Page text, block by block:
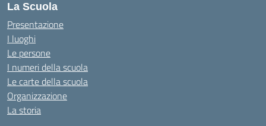
La Scuola
Presentazione
I luoghi
Le persone
I numeri della scuola
Le carte della scuola
Organizzazione
La storia